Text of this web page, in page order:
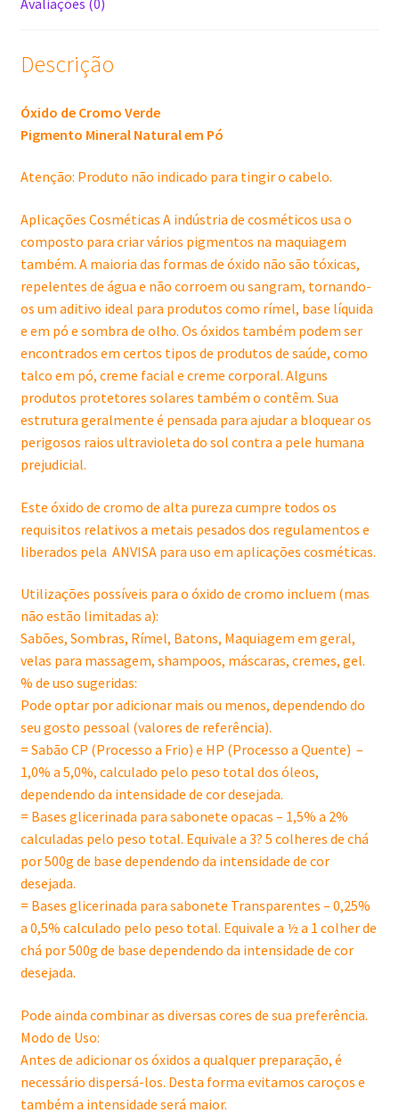
Avaliações (0)
Descrição
Óxido de Cromo Verde
Pigmento Mineral Natural em Pó
Atenção: Produto não indicado para tingir o cabelo.
Aplicações Cosméticas A indústria de cosméticos usa o
composto para criar vários pigmentos na maquiagem
também. A maioria das formas de óxido não são tóxicas,
repelentes de água e não corroem ou sangram, tornando-
os um aditivo ideal para produtos como rímel, base líquida
e em pó e sombra de olho. Os óxidos também podem ser
encontrados em certos tipos de produtos de saúde, como
talco em pó, creme facial e creme corporal. Alguns
produtos protetores solares também o contêm. Sua
estrutura geralmente é pensada para ajudar a bloquear os
perigosos raios ultravioleta do sol contra a pele humana
prejudicial.
Este óxido de cromo de alta pureza cumpre todos os
requisitos relativos a metais pesados dos regulamentos e
liberados pela ANVISA para uso em aplicações cosméticas.
Utilizações possíveis para o óxido de cromo incluem (mas
não estão limitadas a):
Sabões, Sombras, Rímel, Batons, Maquiagem em geral,
velas para massagem, shampoos, máscaras, cremes, gel.
% de uso sugeridas:
Pode optar por adicionar mais ou menos, dependendo do
seu gosto pessoal (valores de referência).
= Sabão CP (Processo a Frio) e HP (Processo a Quente) –
1,0% a 5,0%, calculado pelo peso total dos óleos,
dependendo da intensidade de cor desejada.
= Bases glicerinada para sabonete opacas – 1,5% a 2%
calculadas pelo peso total. Equivale a 3? 5 colheres de chá
por 500g de base dependendo da intensidade de cor
desejada.
= Bases glicerinada para sabonete Transparentes – 0,25%
a 0,5% calculado pelo peso total. Equivale a ½ a 1 colher de
chá por 500g de base dependendo da intensidade de cor
desejada.
Pode ainda combinar as diversas cores de sua preferência.
Modo de Uso:
Antes de adicionar os óxidos a qualquer preparação, é
necessário dispersá-los. Desta forma evitamos caroços e
também a intensidade será maior.